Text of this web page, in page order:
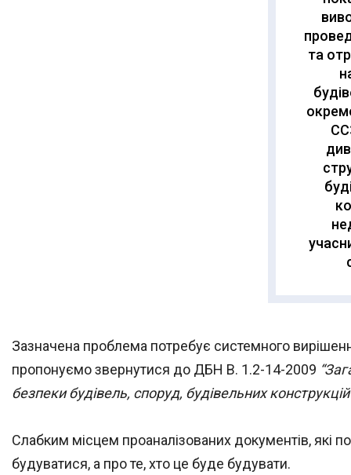
та
Зазначена проблема потребує системного
пропонуємо звернутися до ДБН В. 1.2-14-2009
безпеки будівель, споруд, будівельних
Слабким місцем проаналізованих документів,
будуватися, а про те, хто це буде будувати.